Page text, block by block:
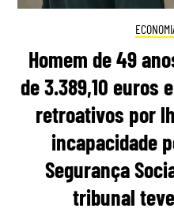
Homem de 49
de 3.389,10 euros
retroativos por
incapacidade
Segurança
tribunal